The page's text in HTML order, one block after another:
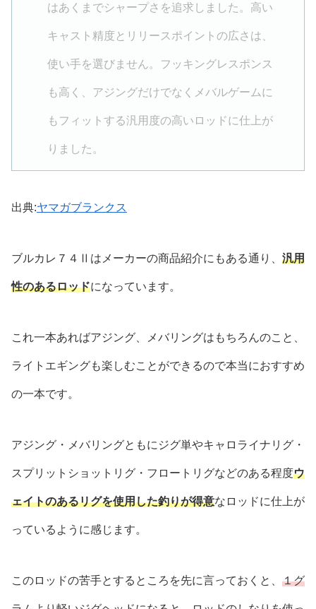
はあくまでシャープさを追求しました。高い
キャスト精度とリリースポイントの広さは、
使い手を選びません。フッキングレスポンス
も高く、アジングだけでなくメバルゲームに
もフィットする汎用度の高いロッドに仕上が
りました。
出典:ヤマガブランクス
ブルカレ７４Ⅱはメーカーの商品紹介にもある通り、 汎用
性のあるロッドになっています。
これ一本あればアジング、メバリングはもちろんのこと、
ライトエギングも楽しむことができるので本当におすすめ
の一本です。
アジング・メバリングともにジグ単やキャロライナリグ・
スプリットショットリグ・フロートリグなどのある程度ウ
ェイトのあるリグを使用した釣りが得意なロッドに仕上が
っているように感じます。
このロッドの苦手とするところを先に言っておくと、 １グ